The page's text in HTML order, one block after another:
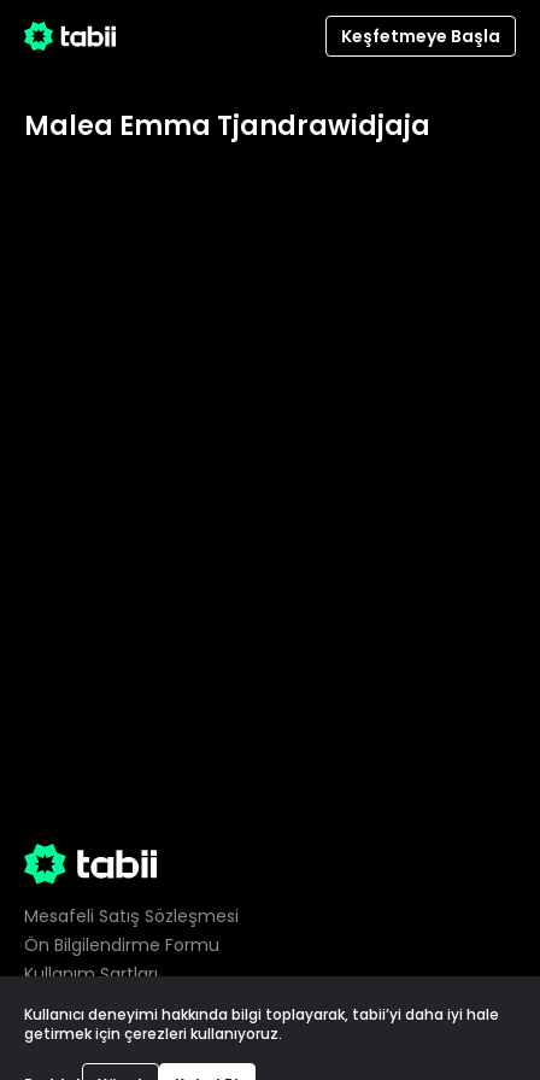
Keşfetmeye Başla
Malea Emma Tjandrawidjaja
Mesafeli Satış Sözleşmesi
Ön Bilgilendirme Formu
Kullanım Şartları
Gizlilik
Çerez Tercihleri
Kullanıcı deneyimi hakkında bilgi toplayarak, tabii’yi daha iyi hale
getirmek için çerezleri kullanıyoruz.